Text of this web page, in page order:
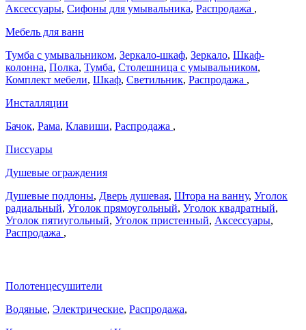
Аксессуары, Сифоны для умывальника, Распродажа ,
Мебель для ванн
Тумба с умывальником, Зеркало-шкаф, Зеркало, Шкаф-
колонна, Полка, Тумба, Столешница с умывальником,
Комплект мебели, Шкаф, Светильник, Распродажа ,
Инсталляции
Бачок, Рама, Клавиши, Распродажа ,
Писсуары
Душевые ограждения
Душевые поддоны, Дверь душевая, Штора на ванну, Уголок
радиальный, Уголок прямоугольный, Уголок квадратный,
Уголок пятиугольный, Уголок пристенный, Аксессуары,
Распродажа ,
Полотенцесушители
Водяные, Электрические, Распродажа,